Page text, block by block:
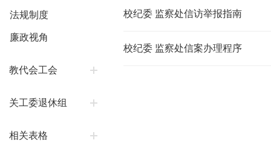
法规制度
廉政视角
教代会工会
关工委退休组
相关表格
校纪委 监察处信访举报指南
校纪委 监察处信案办理程序